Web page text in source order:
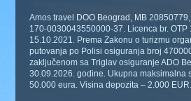
Amos travel DOO Beograd, MB
170-0030043550000-37. Licenca br. OTP
15.10.2021. Prema Zakonu o turizmu
putovanja po Polisi osiguranja broj
zaključenom sa Triglav osiguranje ADO
30.09.2026. godine. Ukupna maksimalna
50.000 eura. Visina depozita – 2.000 EUR.